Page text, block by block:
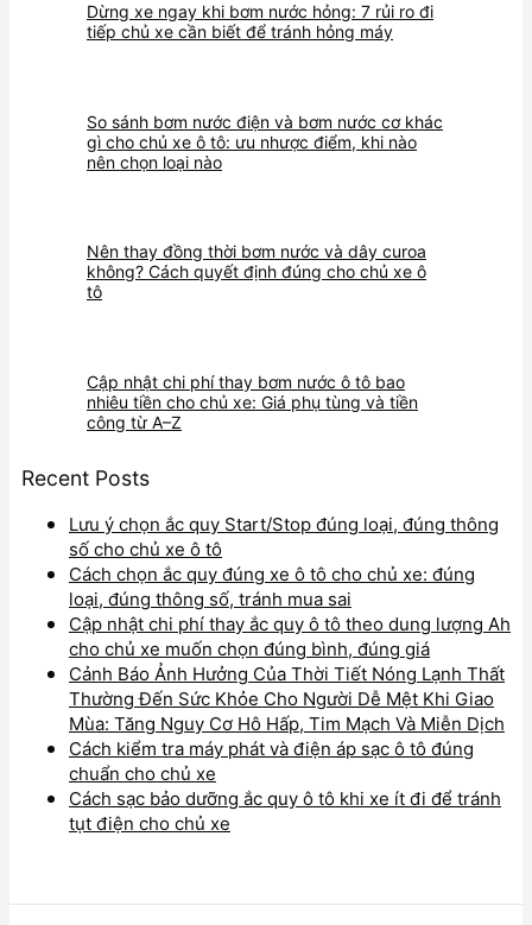
Dừng xe ngay khi bơm nước hỏng: 7 rủi ro đi
tiếp chủ xe cần biết để tránh hỏng máy
So sánh bơm nước điện và bơm nước cơ khác
gì cho chủ xe ô tô: ưu nhược điểm, khi nào
nên chọn loại nào
Nên thay đồng thời bơm nước và dây curoa
không? Cách quyết định đúng cho chủ xe ô
tô
Cập nhật chi phí thay bơm nước ô tô bao
nhiêu tiền cho chủ xe: Giá phụ tùng và tiền
công từ A–Z
Recent Posts
Lưu ý chọn ắc quy Start/Stop đúng loại, đúng thông
số cho chủ xe ô tô
Cách chọn ắc quy đúng xe ô tô cho chủ xe: đúng
loại, đúng thông số, tránh mua sai
Cập nhật chi phí thay ắc quy ô tô theo dung lượng Ah
cho chủ xe muốn chọn đúng bình, đúng giá
Cảnh Báo Ảnh Hưởng Của Thời Tiết Nóng Lạnh Thất
Thường Đến Sức Khỏe Cho Người Dễ Mệt Khi Giao
Mùa: Tăng Nguy Cơ Hô Hấp, Tim Mạch Và Miễn Dịch
Cách kiểm tra máy phát và điện áp sạc ô tô đúng
chuẩn cho chủ xe
Cách sạc bảo dưỡng ắc quy ô tô khi xe ít đi để tránh
tụt điện cho chủ xe